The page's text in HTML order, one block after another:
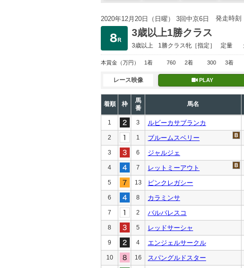
2020年12月20日（日曜） 3回中京6日 発走時刻
3歳以上1勝クラス
3歳以上 1勝クラス牝［指定］ 定量
本賞金 （万円） 1着 760 2着 300 3着
レース映像 PLAY
着順 枠
馬
番
馬名
1 3 ルビーカサブランカ
2 1 ブルームスベリー
3 6 ジャルジェ
4 7 レットミーアウト
5 13 ピンクレガシー
6 8 カラミンサ
7 2 バルバレスコ
8 5 レッドサーシャ
9 4 エンジェルサークル
10 16 スパングルドスター